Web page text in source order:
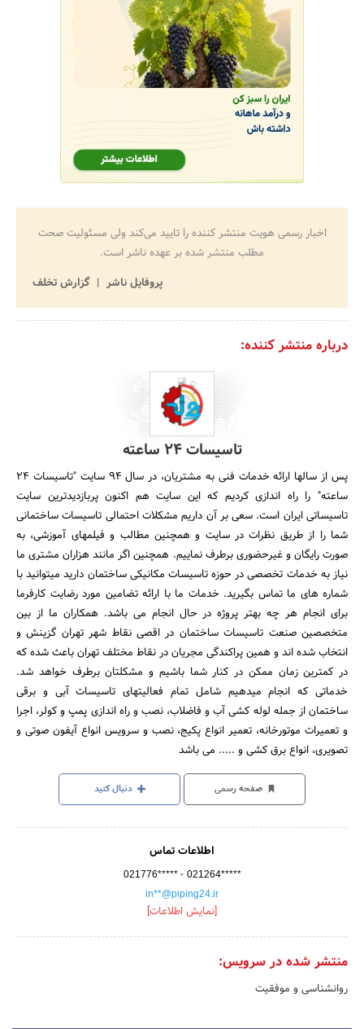
اخبار رسمی هویت منتشر کننده را تایید می‌کند ولی مسئولیت صحت
مطلب منتشر شده بر عهده ناشر است.
پروفایل ناشر
گزارش تخلف
درباره منتشر کننده:
تاسیسات 24 ساعته
پس از سالها ارائه خدمات فنی به مشتریان، در سال 94 سایت "تاسیسات 24
ساعته" را راه اندازی کردیم که این سایت هم اکنون پربازدیدترین سایت
تاسیساتی ایران است. سعی بر آن داریم مشکلات احتمالی تاسیسات ساختمانی
شما را از طریق نظرات در سایت و همچنین مطالب و فیلمهای آموزشی، به
صورت رایگان و غیرحضوری برطرف نماییم. همچنین اگر مانند هزاران مشتری ما
نیاز به خدمات تخصصی در حوزه تاسیسات مکانیکی ساختمان دارید میتوانید با
شماره های ما تماس بگیرید. خدمات ما با ارائه تضامین مورد رضایت کارفرما
برای انجام هر چه بهتر پروژه در حال انجام می باشد. همکاران ما از بین
متخصصین صنعت تاسیسات ساختمان در اقصی نقاط شهر تهران گزینش و
انتخاب شده اند و همین پراکندگی مجریان در نقاط مختلف تهران باعث شده که
در کمترین زمان ممکن در کنار شما باشیم و مشکلتان برطرف خواهد شد.
خدماتی که انجام میدهیم شامل تمام فعالیتهای تاسیسات آبی و برقی
ساختمان از جمله لوله کشی آب و فاضلاب، نصب و راه اندازی پمپ و کولر، اجرا
و تعمیرات موتورخانه، تعمیر انواع پکیج، نصب و سرویس انواع آیفون صوتی و
تصویری، انواع برق کشی و ..... می باشد
صفحه رسمی دنبال کنید
اطلاعات تماس
021776***** - 021264*****
in**@piping24.ir
[نمایش اطلاعات]
منتشر شده در سرویس:
روانشناسی و موفقیت